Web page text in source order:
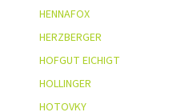
HENNAFOX
HERZBERGER
HOFGUT EICHIGT
HOLLINGER
HOTOVKY